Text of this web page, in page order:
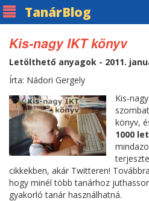
TanárBlog
Kis-nagy IKT könyv
Letölthető anyagok - 2011.
Írta: Nádori Gergely
Kis-
könyv,
1000
cikkekben, akár Twitteren!
hogy minél több tanárhoz
gyakorló tanár használhatná.